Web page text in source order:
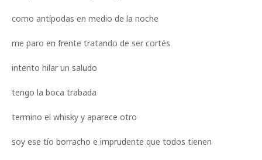
como antípodas en medio de la noche
me paro en frente tratando de ser cortés
intento hilar un saludo
tengo la boca trabada
termino el whisky y aparece otro
soy ese tío borracho e imprudente que todos tienen